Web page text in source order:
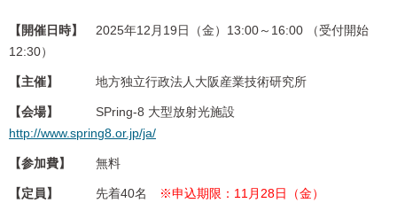
【開催日時】 2025年12月19日（金）13:00～16:00 （受付開始
12:30）
【主催】 地方独立行政法人大阪産業技術研究所
【会場】 SPring-8 大型放射光施設
http://www.spring8.or.jp/ja/
【参加費】 無料
【定員】 先着40名 ※申込期限：11月28日（金）